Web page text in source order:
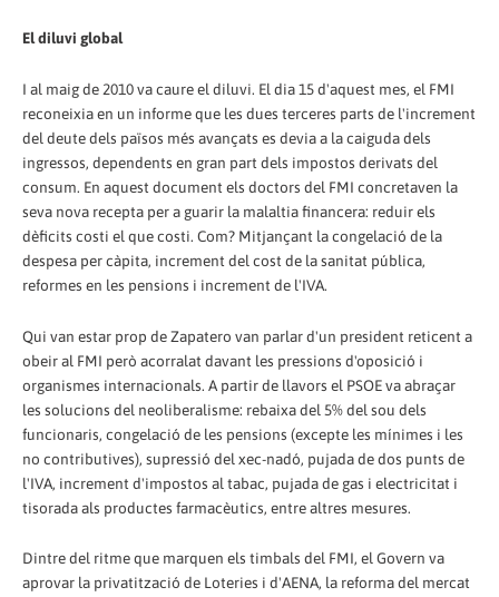
El diluvi global
I al maig de 2010 va caure el diluvi. El dia 15 d'aquest mes, el FMI
reconeixia en un informe que les dues terceres parts de l'increment
del deute dels països més avançats es devia a la caiguda dels
ingressos, dependents en gran part dels impostos derivats del
consum. En aquest document els doctors del FMI concretaven la
seva nova recepta per a guarir la malaltia financera: reduir els
dèficits costi el que costi. Com? Mitjançant la congelació de la
despesa per càpita, increment del cost de la sanitat pública,
reformes en les pensions i increment de l'IVA.
Qui van estar prop de Zapatero van parlar d'un president reticent a
obeir al FMI però acorralat davant les pressions d'oposició i
organismes internacionals. A partir de llavors el PSOE va abraçar
les solucions del neoliberalisme: rebaixa del 5% del sou dels
funcionaris, congelació de les pensions (excepte les mínimes i les
no contributives), supressió del xec-nadó, pujada de dos punts de
l'IVA, increment d'impostos al tabac, pujada de gas i electricitat i
tisorada als productes farmacèutics, entre altres mesures.
Dintre del ritme que marquen els timbals del FMI, el Govern va
aprovar la privatització de Loteries i d'AENA, la reforma del mercat